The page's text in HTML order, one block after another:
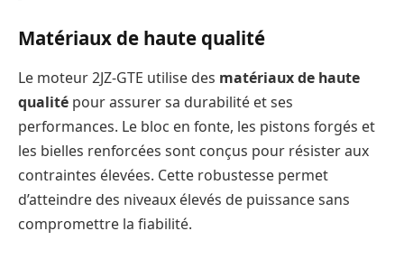
Matériaux de haute qualité
Le moteur 2JZ-GTE utilise des matériaux de haute
qualité pour assurer sa durabilité et ses
performances. Le bloc en fonte, les pistons forgés et
les bielles renforcées sont conçus pour résister aux
contraintes élevées. Cette robustesse permet
d’atteindre des niveaux élevés de puissance sans
compromettre la fiabilité.